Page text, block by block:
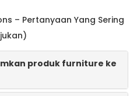
– Pertanyaan Yang Sering
produk furniture ke